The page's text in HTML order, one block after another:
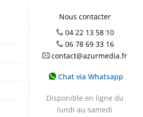
Nous contacter
04 22 13 58 10
06 78 69 33 16
contact@azurmedia.fr
Chat via Whatsapp
Disponible en ligne du
lundi au samedi